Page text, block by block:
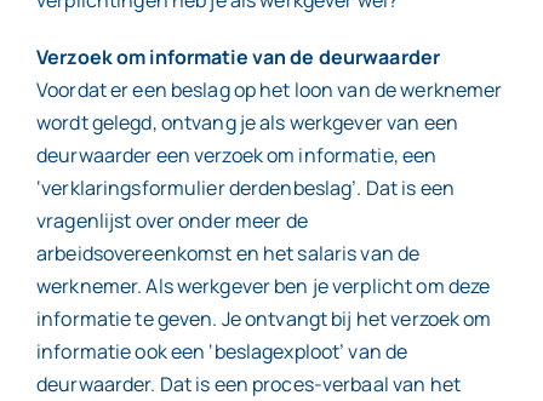
Verzoek om informatie van de deurwaarder
Voordat er een beslag op het loon van de werknemer
wordt gelegd, ontvang je als werkgever van een
deurwaarder een verzoek om informatie, een
‘verklaringsformulier derdenbeslag’. Dat is een
vragenlijst over onder meer de
arbeidsovereenkomst en het salaris van de
werknemer. Als werkgever ben je verplicht om deze
informatie te geven. Je ontvangt bij het verzoek om
informatie ook een ‘beslagexploot’ van de
deurwaarder. Dat is een proces-verbaal van het